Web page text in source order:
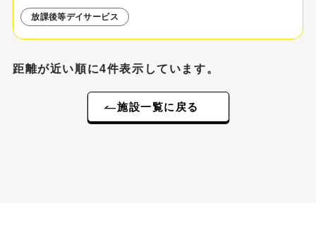
放課後等デイサービス
距離が近い順に4件表示しています。
施設一覧に戻る